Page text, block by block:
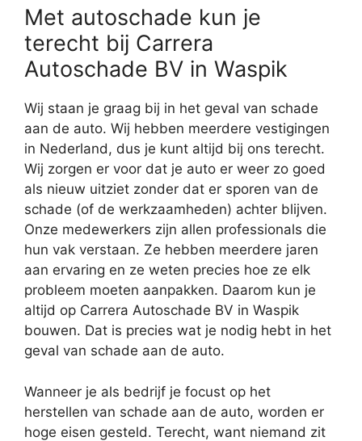
Met autoschade kun je
terecht bij Carrera
Autoschade BV in Waspik
Wij staan je graag bij in het geval van schade
aan de auto. Wij hebben meerdere vestigingen
in Nederland, dus je kunt altijd bij ons terecht.
Wij zorgen er voor dat je auto er weer zo goed
als nieuw uitziet zonder dat er sporen van de
schade (of de werkzaamheden) achter blijven.
Onze medewerkers zijn allen professionals die
hun vak verstaan. Ze hebben meerdere jaren
aan ervaring en ze weten precies hoe ze elk
probleem moeten aanpakken. Daarom kun je
altijd op Carrera Autoschade BV in Waspik
bouwen. Dat is precies wat je nodig hebt in het
geval van schade aan de auto.
Wanneer je als bedrijf je focust op het
herstellen van schade aan de auto, worden er
hoge eisen gesteld. Terecht, want niemand zit